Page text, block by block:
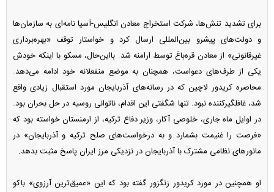
برای تشدید تنش‌ها، شرکت استخراج معادن انگلیس-آسیا نامه‌ای به سازمان‌ها
و دولت‌های پیشرو بین‌المللی ارسال کرد و خواستار توقف «بهره‌برداری
غیرقانونی» از معادن قره‌باغ توسط ارامنه شد. با‌این‌حال، مسکو با اینکه خودش
یکی از طرف‌های دعواست، همچنان به موضع منفعلانه خود ادامه می‌دهد.
محاصره کریدور لاچین که در رسانه‌های آذربایجان مورد استقبال زیادی واقع
شد، غافلگیر‌کننده نبود. تنها شگفتی این اقدام، ناتوانی روسیه در حل بحران بود.
در اوایل ماه جاری، خلوصی آکار، وزیر دفاع ترکیه، از ارمنستان خواسته بود که
«فرصت را غنیمت بشمارد و به درخواست‌های صلح ترکیه و آذربایجان» در
مانور‌های نظامی مشترک با آذربایجان در نزدیکی مرز ایران پاسخ مثبت بدهد.
او همچنین در مورد کریدور زنگزور گفته بود که این «عمیق‌ترین آرزوی» باکو